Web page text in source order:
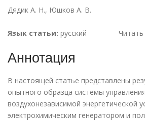
Дядик А. Н., Юшков А. В.
Язык статьи: русский
Аннотация
В настоящей статье представлены
опытного образца системы управления
воздухонезависимой энергетической
электрохимическим генератором и